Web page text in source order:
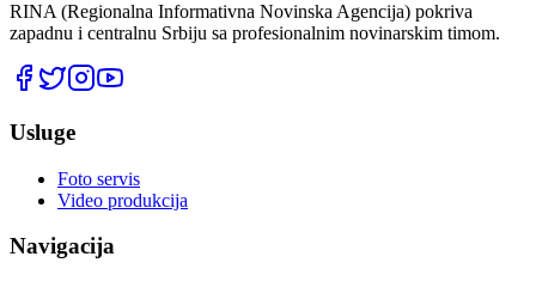
RINA (Regionalna Informativna Novinska Agencija) pokriva
zapadnu i centralnu Srbiju sa profesionalnim novinarskim timom.
Usluge
Foto servis
Video produkcija
Navigacija